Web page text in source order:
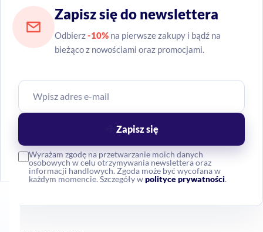
Zapisz się do newslettera
Odbierz-10% na pierwsze zakupy i bądź na
bieżąco z nowościami oraz promocjami.
Wyrażam zgodę na przetwarzanie moich danych
osobowych w celu otrzymywania newslettera oraz
informacji handlowych. Zgoda może być wycofana w
każdym momencie. Szczegóły wpolityce prywatności.
Zapisz się